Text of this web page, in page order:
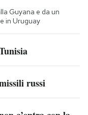
Guyana e da un
in Uruguay
russi